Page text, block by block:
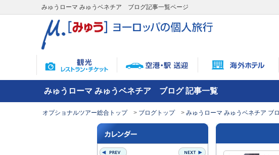
みゅうローマ みゅうベネチア ブログ記事一覧ページ
みゅうローマ みゅうベネチア ブログ 記事一覧
オプショナルツアー総合トップ ブログトップ みゅうローマ みゅうベネチア ブ